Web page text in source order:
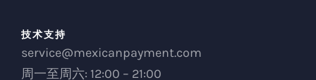
技术支持
service@mexicanpayment.com
周一至周六: 12:00 – 21:00